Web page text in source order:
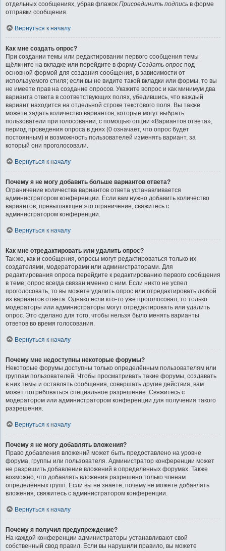
отдельных сообщениях, убрав флажок Присоединить подпись в форме
отправки сообщения.
Вернуться к началу
Как мне создать опрос?
При создании темы или редактировании первого сообщения темы
щёлкните на вкладке или перейдите в форму Создать опрос под
основной формой для создания сообщения, в зависимости от
используемого стиля; если вы не видите такой вкладки или формы, то вы
не имеете прав на создание опросов. Укажите вопрос и как минимум два
варианта ответа в соответствующих полях, убедившись, что каждый
вариант находится на отдельной строке текстового поля. Вы также
можете задать количество вариантов, которые могут выбрать
пользователи при голосовании, с помощью опции «Вариантов ответа»,
период проведения опроса в днях (0 означает, что опрос будет
постоянным) и возможность пользователей изменять вариант, за
который они проголосовали.
Вернуться к началу
Почему я не могу добавить больше вариантов ответа?
Ограничение количества вариантов ответа устанавливается
администратором конференции. Если вам нужно добавить количество
вариантов, превышающее это ограничение, свяжитесь с
администратором конференции.
Вернуться к началу
Как мне отредактировать или удалить опрос?
Так же, как и сообщения, опросы могут редактироваться только их
создателями, модераторами или администраторами. Для
редактирования опроса перейдите к редактированию первого сообщения
в теме; опрос всегда связан именно с ним. Если никто не успел
проголосовать, то вы можете удалить опрос или отредактировать любой
из вариантов ответа. Однако если кто-то уже проголосовал, то только
модераторы или администраторы могут отредактировать или удалить
опрос. Это сделано для того, чтобы нельзя было менять варианты
ответов во время голосования.
Вернуться к началу
Почему мне недоступны некоторые форумы?
Некоторые форумы доступны только определённым пользователям или
группам пользователей. Чтобы просматривать такие форумы, создавать
в них темы и оставлять сообщения, совершать другие действия, вам
может потребоваться специальное разрешение. Свяжитесь с
модератором или администратором конференции для получения такого
разрешения.
Вернуться к началу
Почему я не могу добавлять вложения?
Право добавления вложений может быть предоставлено на уровне
форума, группы или пользователя. Администратор конференции может
не разрешить добавление вложений в определённых форумах. Также
возможно, что добавлять вложения разрешено только членам
определённых групп. Если вы не знаете, почему не можете добавлять
вложения, свяжитесь с администратором конференции.
Вернуться к началу
Почему я получил предупреждение?
На каждой конференции администраторы устанавливают свой
собственный свод правил. Если вы нарушили правило, вы можете